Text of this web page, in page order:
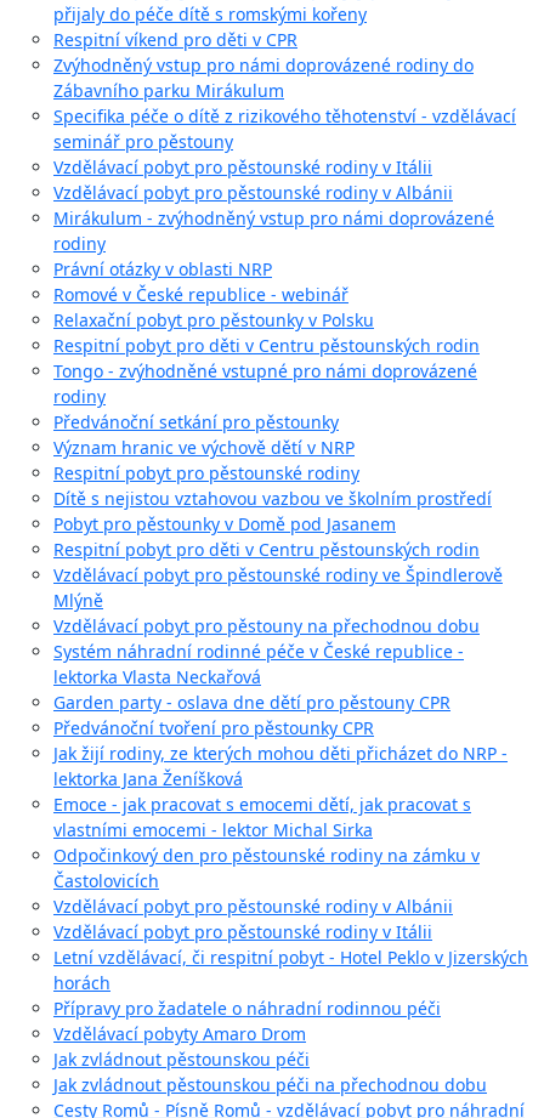
přijaly do péče dítě s romskými kořeny
Respitní víkend pro děti v CPR
Zvýhodněný vstup pro námi doprovázené rodiny do
Zábavního parku Mirákulum
Specifika péče o dítě z rizikového těhotenství - vzdělávací
seminář pro pěstouny
Vzdělávací pobyt pro pěstounské rodiny v Itálii
Vzdělávací pobyt pro pěstounské rodiny v Albánii
Mirákulum - zvýhodněný vstup pro námi doprovázené
rodiny
Právní otázky v oblasti NRP
Romové v České republice - webinář
Relaxační pobyt pro pěstounky v Polsku
Respitní pobyt pro děti v Centru pěstounských rodin
Tongo - zvýhodněné vstupné pro námi doprovázené
rodiny
Předvánoční setkání pro pěstounky
Význam hranic ve výchově dětí v NRP
Respitní pobyt pro pěstounské rodiny
Dítě s nejistou vztahovou vazbou ve školním prostředí
Pobyt pro pěstounky v Domě pod Jasanem
Respitní pobyt pro děti v Centru pěstounských rodin
Vzdělávací pobyt pro pěstounské rodiny ve Špindlerově
Mlýně
Vzdělávací pobyt pro pěstouny na přechodnou dobu
Systém náhradní rodinné péče v České republice -
lektorka Vlasta Neckařová
Garden party - oslava dne dětí pro pěstouny CPR
Předvánoční tvoření pro pěstounky CPR
Jak žijí rodiny, ze kterých mohou děti přicházet do NRP -
lektorka Jana Ženíšková
Emoce - jak pracovat s emocemi dětí, jak pracovat s
vlastními emocemi - lektor Michal Sirka
Odpočinkový den pro pěstounské rodiny na zámku v
Častolovicích
Vzdělávací pobyt pro pěstounské rodiny v Albánii
Vzdělávací pobyt pro pěstounské rodiny v Itálii
Letní vzdělávací, či respitní pobyt - Hotel Peklo v Jizerských
horách
Přípravy pro žadatele o náhradní rodinnou péči
Vzdělávací pobyty Amaro Drom
Jak zvládnout pěstounskou péči
Jak zvládnout pěstounskou péči na přechodnou dobu
Cesty Romů - Písně Romů - vzdělávací pobyt pro náhradní